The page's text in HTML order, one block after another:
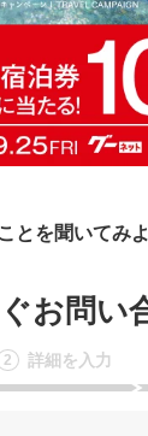
とを聞いてみ
お問い
2 詳細を入力